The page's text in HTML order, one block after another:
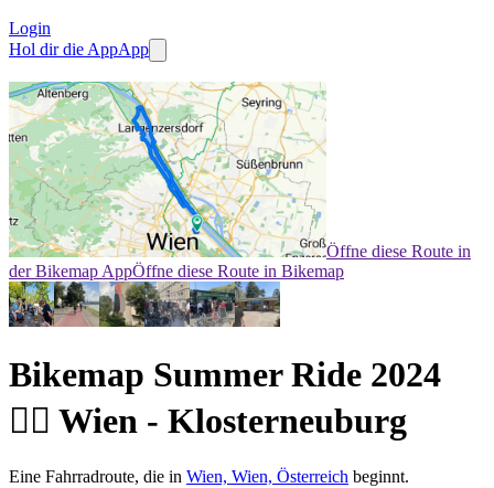
Login
Hol dir die AppApp
Öffne diese Route in
der Bikemap AppÖffne diese Route in Bikemap
Bikemap Summer Ride 2024
🚴‍♂️ Wien - Klosterneuburg
Eine Fahrradroute, die in Wien, Wien, Österreich beginnt.